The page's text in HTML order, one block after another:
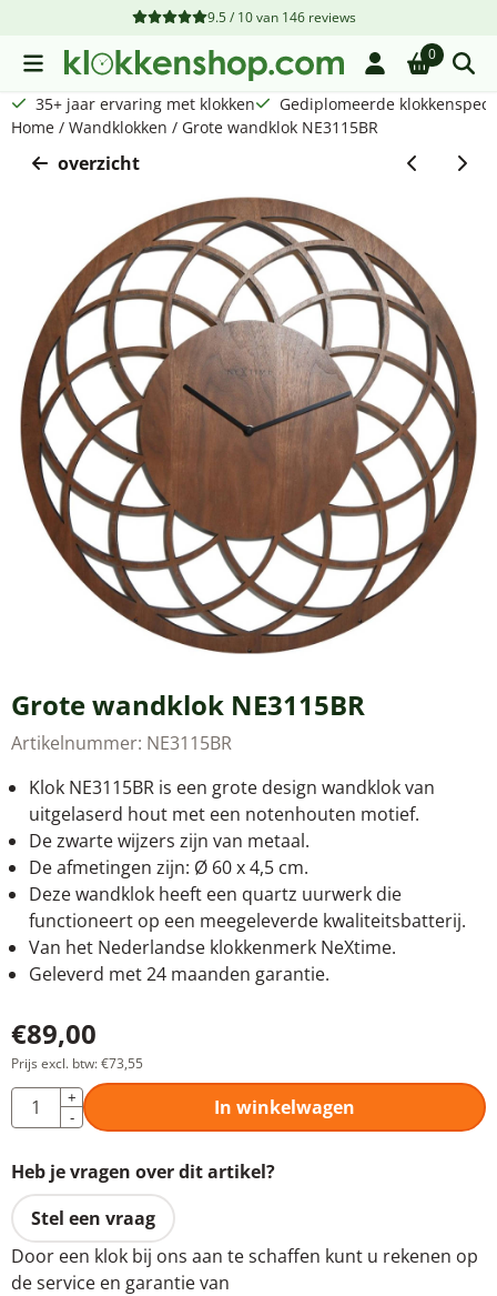
Cookievoorkeuren zijn beschikbaar. Kies instellingen of sta
9.5 / 10van 146reviews
0
35+ jaar ervaring met klokken
Gediplomeerde
Home / Wandklokken / Grote wandklok NE3115BR
overzicht
Grote wandklok NE3115BR
Artikelnummer: NE3115BR
Klok NE3115BR is een grote design wandklok van
uitgelaserd hout met een notenhouten motief.
De zwarte wijzers zijn van metaal.
De afmetingen zijn: Ø 60 x 4,5 cm.
Deze wandklok heeft een quartz uurwerk die
functioneert op een meegeleverde kwaliteitsbatterij.
Van het Nederlandse klokkenmerk NeXtime.
Geleverd met 24 maanden garantie.
€89,00
Prijs excl. btw:€73,55
Aantal
+
-
In winkelwagen
Heb je vragen over dit artikel?
Stel een vraag
Door een klok bij ons aan te schaffen kunt u rekenen op
de service en garantie van